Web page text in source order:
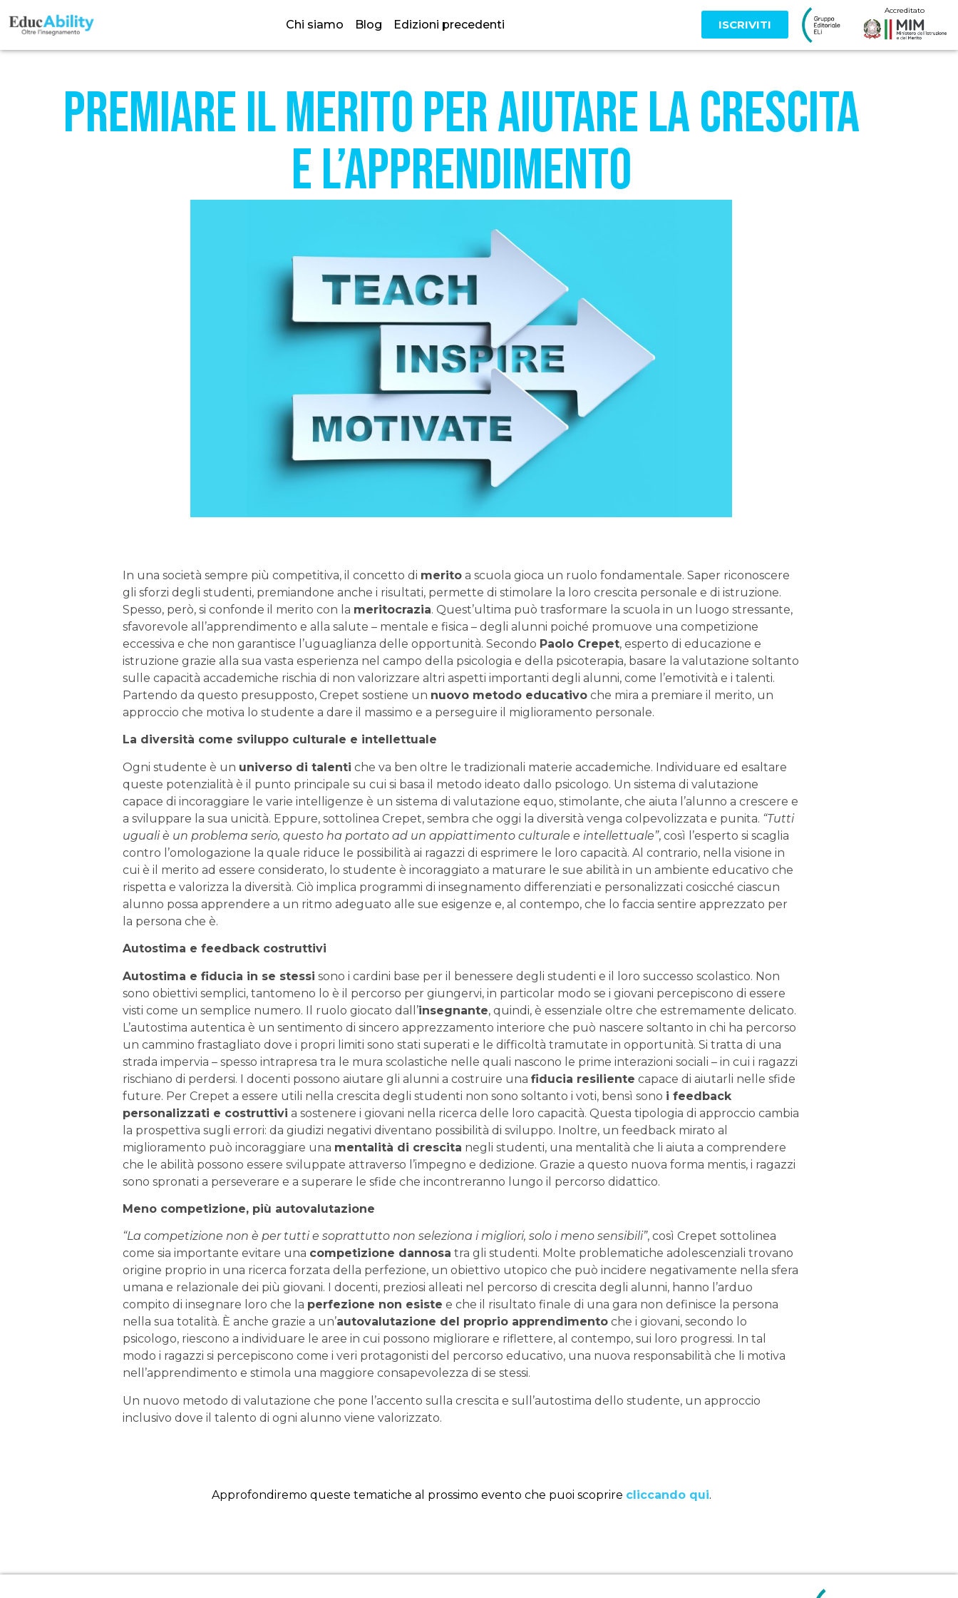
Chi siamo Blog Edizioni precedenti ISCRIVITI
Accreditato
Premiare il merito per aiutare la crescita
e l’apprendimento
In una società sempre più competitiva, il concetto di merito a scuola gioca un ruolo fondamentale. Saper riconoscere
gli sforzi degli studenti, premiandone anche i risultati, permette di stimolare la loro crescita personale e di istruzione.
Spesso, però, si confonde il merito con la meritocrazia. Quest’ultima può trasformare la scuola in un luogo stressante,
sfavorevole all’apprendimento e alla salute – mentale e fisica – degli alunni poiché promuove una competizione
eccessiva e che non garantisce l’uguaglianza delle opportunità. Secondo Paolo Crepet, esperto di educazione e
istruzione grazie alla sua vasta esperienza nel campo della psicologia e della psicoterapia, basare la valutazione soltanto
sulle capacità accademiche rischia di non valorizzare altri aspetti importanti degli alunni, come l’emotività e i talenti.
Partendo da questo presupposto, Crepet sostiene un nuovo metodo educativo che mira a premiare il merito, un
approccio che motiva lo studente a dare il massimo e a perseguire il miglioramento personale.
La diversità come sviluppo culturale e intellettuale
Ogni studente è un universo di talenti che va ben oltre le tradizionali materie accademiche. Individuare ed esaltare
queste potenzialità è il punto principale su cui si basa il metodo ideato dallo psicologo. Un sistema di valutazione
capace di incoraggiare le varie intelligenze è un sistema di valutazione equo, stimolante, che aiuta l’alunno a crescere e
a sviluppare la sua unicità. Eppure, sottolinea Crepet, sembra che oggi la diversità venga colpevolizzata e punita. “Tutti
uguali è un problema serio, questo ha portato ad un appiattimento culturale e intellettuale”, così l’esperto si scaglia
contro l’omologazione la quale riduce le possibilità ai ragazzi di esprimere le loro capacità. Al contrario, nella visione in
cui è il merito ad essere considerato, lo studente è incoraggiato a maturare le sue abilità in un ambiente educativo che
rispetta e valorizza la diversità. Ciò implica programmi di insegnamento differenziati e personalizzati cosicché ciascun
alunno possa apprendere a un ritmo adeguato alle sue esigenze e, al contempo, che lo faccia sentire apprezzato per
la persona che è.
Autostima e feedback costruttivi
Autostima e fiducia in se stessi sono i cardini base per il benessere degli studenti e il loro successo scolastico. Non
sono obiettivi semplici, tantomeno lo è il percorso per giungervi, in particolar modo se i giovani percepiscono di essere
visti come un semplice numero. Il ruolo giocato dall’insegnante, quindi, è essenziale oltre che estremamente delicato.
L’autostima autentica è un sentimento di sincero apprezzamento interiore che può nascere soltanto in chi ha percorso
un cammino frastagliato dove i propri limiti sono stati superati e le difficoltà tramutate in opportunità. Si tratta di una
strada impervia – spesso intrapresa tra le mura scolastiche nelle quali nascono le prime interazioni sociali – in cui i ragazzi
rischiano di perdersi. I docenti possono aiutare gli alunni a costruire una fiducia resiliente capace di aiutarli nelle sfide
future. Per Crepet a essere utili nella crescita degli studenti non sono soltanto i voti, bensì sono i feedback
personalizzati e costruttivi a sostenere i giovani nella ricerca delle loro capacità. Questa tipologia di approccio cambia
la prospettiva sugli errori: da giudizi negativi diventano possibilità di sviluppo. Inoltre, un feedback mirato al
miglioramento può incoraggiare una mentalità di crescita negli studenti, una mentalità che li aiuta a comprendere
che le abilità possono essere sviluppate attraverso l’impegno e dedizione. Grazie a questo nuova forma mentis, i ragazzi
sono spronati a perseverare e a superare le sfide che incontreranno lungo il percorso didattico.
Meno competizione, più autovalutazione
“La competizione non è per tutti e soprattutto non seleziona i migliori, solo i meno sensibili”, così Crepet sottolinea
come sia importante evitare una competizione dannosa tra gli studenti. Molte problematiche adolescenziali trovano
origine proprio in una ricerca forzata della perfezione, un obiettivo utopico che può incidere negativamente nella sfera
umana e relazionale dei più giovani. I docenti, preziosi alleati nel percorso di crescita degli alunni, hanno l’arduo
compito di insegnare loro che la perfezione non esiste e che il risultato finale di una gara non definisce la persona
nella sua totalità. È anche grazie a un’autovalutazione del proprio apprendimento che i giovani, secondo lo
psicologo, riescono a individuare le aree in cui possono migliorare e riflettere, al contempo, sui loro progressi. In tal
modo i ragazzi si percepiscono come i veri protagonisti del percorso educativo, una nuova responsabilità che li motiva
nell’apprendimento e stimola una maggiore consapevolezza di se stessi.
Un nuovo metodo di valutazione che pone l’accento sulla crescita e sull’autostima dello studente, un approccio
inclusivo dove il talento di ogni alunno viene valorizzato.
Approfondiremo queste tematiche al prossimo evento che puoi scoprire cliccando qui.